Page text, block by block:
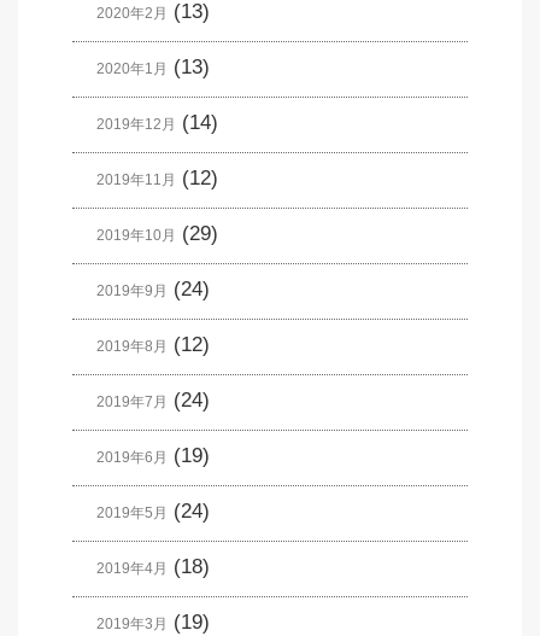
2020年2月 (13)
2020年1月 (13)
2019年12月 (14)
2019年11月 (12)
2019年10月 (29)
2019年9月 (24)
2019年8月 (12)
2019年7月 (24)
2019年6月 (19)
2019年5月 (24)
2019年4月 (18)
2019年3月 (19)